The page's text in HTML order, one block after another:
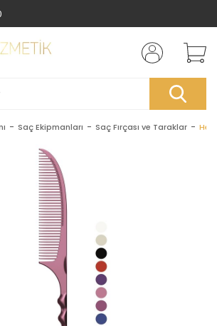
Saç Ekipmanları Saç Fırçası ve Taraklar